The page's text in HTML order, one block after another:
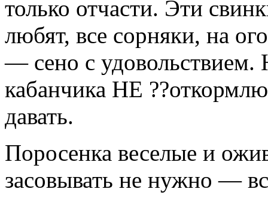
только отчасти. Эти
любят, все сорняки, на
— сено с удовольствием.
кабанчика НЕ
давать.
Поросенка веселые и
засовывать не нужно —